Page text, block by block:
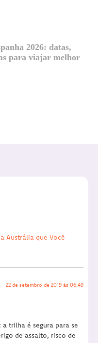
2026: datas,
para viajar melhor
Austrália que Você
22 de setembro de 2019 às 06:49
trilha é segura para se
de assalto, risco de